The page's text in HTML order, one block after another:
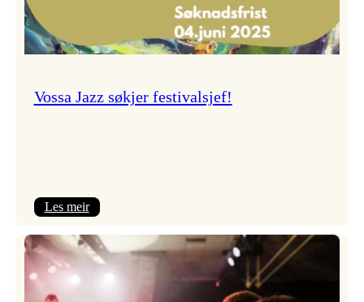
Vossa Jazz søkjer festivalsjef!
Les meir:
Jazz
søkjer